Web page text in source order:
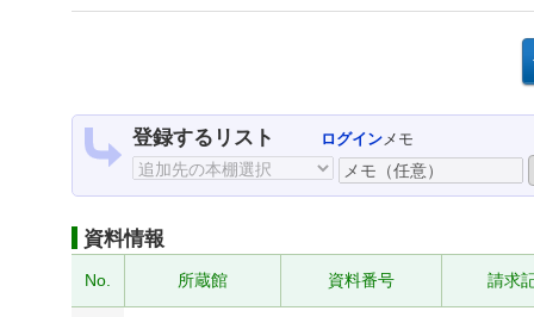
登録するリスト ログインメモ
資料情報
No. 所蔵館 資料番号 請求